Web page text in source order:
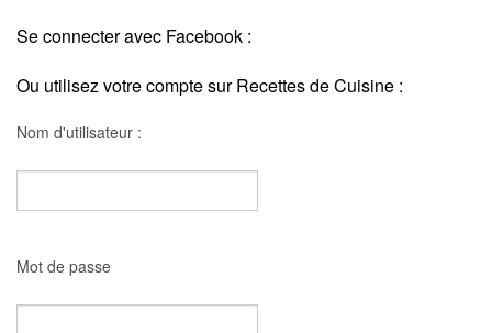
Se connecter avec Facebook :
Ou utilisez votre compte sur Recettes de Cuisine :
Nom d'utilisateur :
Mot de passe